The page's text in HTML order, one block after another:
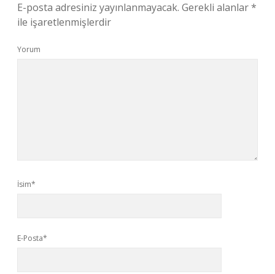
E-posta adresiniz yayınlanmayacak. Gerekli alanlar*
ile işaretlenmişlerdir
Yorum
İsim*
E-Posta*